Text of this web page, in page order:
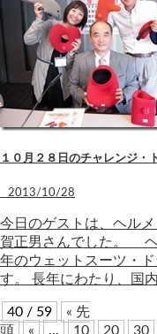
１０月２８日のチャレンジ・
2013/10/28
今日のゲストは、ヘル
賀正男さんでした。 ヘ
年のウェットスーツ・
す。 長年にわたり、国
40 / 59
« 先
頭
« ... 10 20 30